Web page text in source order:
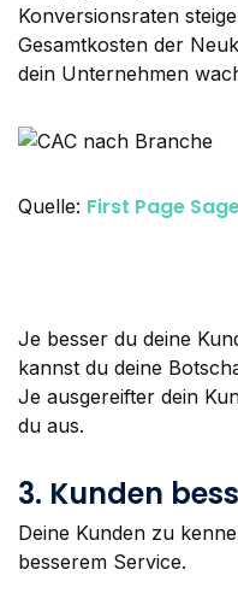
Konversionsraten
Gesamtkosten der
dein Unternehmen
Quelle: First Page
Je besser du deine
kannst du deine
Je ausgereifter dein
du aus.
3. Kunden
Deine Kunden zu
besserem Service.